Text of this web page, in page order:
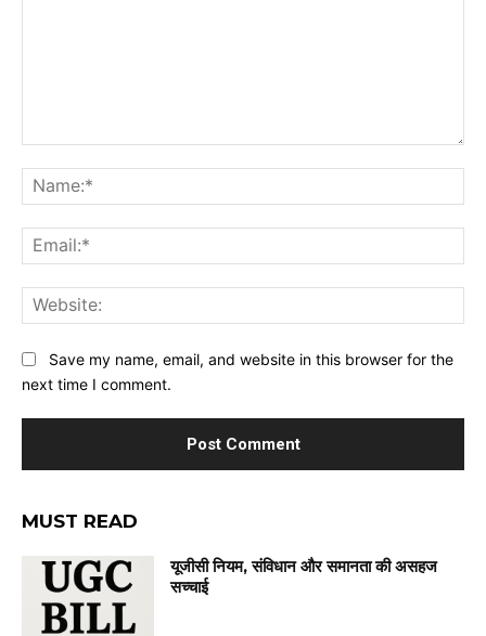
Save my name, email, and website in this browser for the
next time I comment.
MUST READ
यूजीसी नियम, संविधान और समानता की असहज
सच्चाई